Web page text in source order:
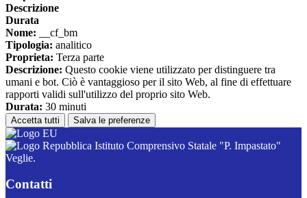
Descrizione
Durata
Nome: __cf_bm
Tipologia: analitico
Proprieta: Terza parte
Descrizione: Questo cookie viene utilizzato per distinguere tra
umani e bot. Ciò è vantaggioso per il sito Web, al fine di effettuare
rapporti validi sull'utilizzo del proprio sito Web.
Durata: 30 minuti
Accetta tutti Salva le preferenze
Istituto Comprensivo Statale "P. Impastato"
Veglie.
Contatti